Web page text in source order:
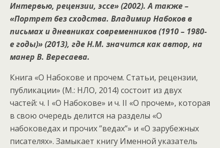
Интервью, рецензии, эссе» (2002). А также –
«Портрет без сходства. Владимир Набоков в
письмах и дневниках современников (1910 – 1980-
е годы)» (2013), где Н.М. значится как автор, на
манер В. Вересаева.
Книга «О Набокове и прочем. Статьи, рецензии,
публикации» (М.: НЛО, 2014) состоит из двух
частей: ч. I «О Набокове» и ч. II «О прочем», которая
в свою очередь делится на разделы «О
набоковедах и прочих ”ведах”» и «О зарубежных
писателях». Замыкает книгу Именной указатель